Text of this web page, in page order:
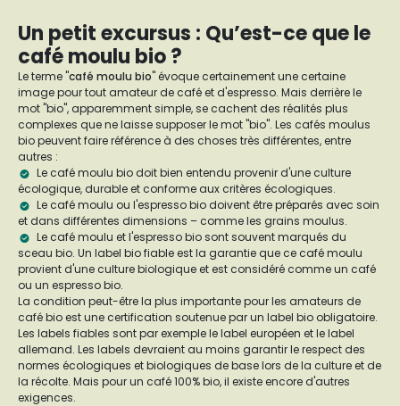
Un petit excursus : Qu’est-ce que le
café moulu bio ?
Le terme "café moulu bio" évoque certainement une certaine
image pour tout amateur de café et d'espresso. Mais derrière le
mot "bio", apparemment simple, se cachent des réalités plus
complexes que ne laisse supposer le mot "bio". Les cafés moulus
bio peuvent faire référence à des choses très différentes, entre
autres :
Le café moulu bio doit bien entendu provenir d'une culture
écologique, durable et conforme aux critères écologiques.
Le café moulu ou l'espresso bio doivent être préparés avec soin
et dans différentes dimensions – comme les grains moulus.
Le café moulu et l'espresso bio sont souvent marqués du
sceau bio. Un label bio fiable est la garantie que ce café moulu
provient d'une culture biologique et est considéré comme un café
ou un espresso bio.
La condition peut-être la plus importante pour les amateurs de
café bio est une certification soutenue par un label bio obligatoire.
Les labels fiables sont par exemple le label européen et le label
allemand. Les labels devraient au moins garantir le respect des
normes écologiques et biologiques de base lors de la culture et de
la récolte. Mais pour un café 100% bio, il existe encore d'autres
exigences.